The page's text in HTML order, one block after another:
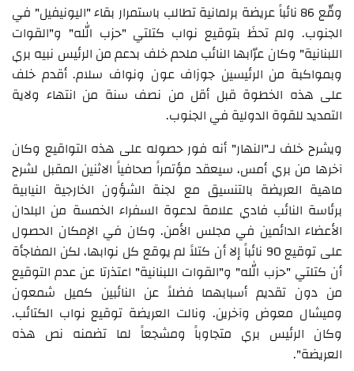
وقّع 86 نائباً عريضة برلمانية تطالب باستمرار بقاء "اليونيفيل" في
الجنوب. ولم تحظَ بتوقيع نواب كتلتي "حزب الله" و"القوات
اللبنانية" وكان عرّابها النائب ملحم خلف بدعم من الرئيس نبيه بري
وبمواكبة من الرئيسين جوزاف عون ونواف سلام. أقدم خلف
على هذه الخطوة قبل أقل من نصف سنة من انتهاء ولاية
التمديد للقوة الدولية في الجنوب.
ويشرح خلف لـ"النهار" أنه فور حصوله على هذه التواقيع وكان
آخرها من بري أمس، سيعقد مؤتمراً صحافياً الاثنين المقبل لشرح
ماهية العريضة بالتنسيق مع لجنة الشؤون الخارجية النيابية
برئاسة النائب فادي علامة لدعوة السفراء الخمسة من البلدان
الأعضاء الدائمين في مجلس الأمن. وكان في الإمكان الحصول
على توقيع 90 نائباً إلا أن كتلاً لم يوقع كل نوابها، لكن المفاجأة
أن كتلتي "حزب الله" و"القوات اللبنانية" اعتذرتا عن عدم التوقيع
من دون تقديم أسبابهما فضلاً عن النائبين كميل شمعون
وميشال معوض وآخرين. ونالت العريضة توقيع نواب الكتائب.
وكان الرئيس بري متجاوباً ومشجعاً لما تضمنه نص هذه
العريضة".